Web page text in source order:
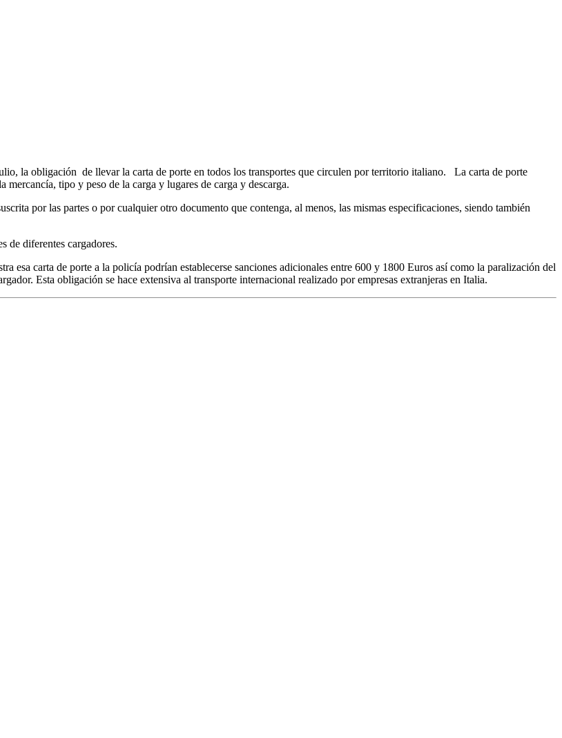
la obligación de llevar la carta de porte en todos los transportes que circulen por territorio italiano. La carta de porte
tipo y peso de la carga y lugares de carga y descarga.
por las partes o por cualquier otro documento que contenga, al menos, las mismas especificaciones, siendo también
de diferentes cargadores.
esa carta de porte a la policía podrían establecerse sanciones adicionales entre 600 y 1800 Euros así como la paralización del
Esta obligación se hace extensiva al transporte internacional realizado por empresas extranjeras en Italia.